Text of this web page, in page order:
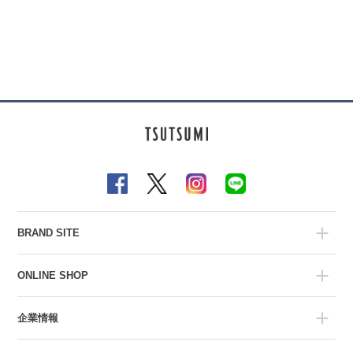
BRAND SITE
ONLINE SHOP
企業情報